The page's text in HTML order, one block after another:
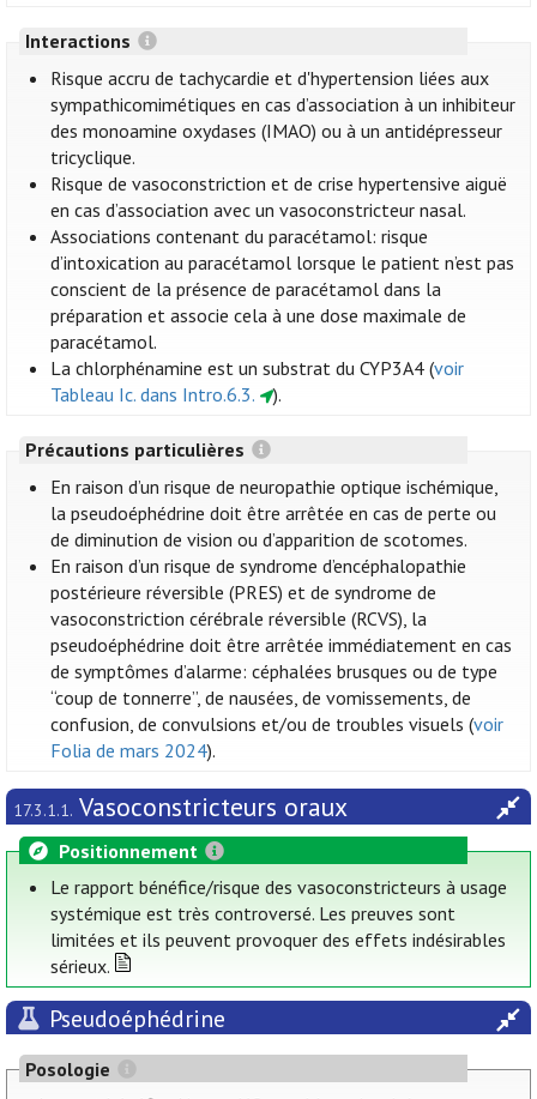
Interactions
Risque accru de tachycardie et d'hypertension liées aux
sympathicomimétiques en cas d’association à un inhibiteur
des monoamine oxydases (IMAO) ou à un antidépresseur
tricyclique.
Risque de vasoconstriction et de crise hypertensive aiguë
en cas d’association avec un vasoconstricteur nasal.
Associations contenant du paracétamol: risque
d’intoxication au paracétamol lorsque le patient n’est pas
conscient de la présence de paracétamol dans la
préparation et associe cela à une dose maximale de
paracétamol.
La chlorphénamine est un substrat du CYP3A4 (voir
Tableau Ic. dans Intro.6.3.
).
Précautions particulières
En raison d’un risque de neuropathie optique ischémique,
la pseudoéphédrine doit être arrêtée en cas de perte ou
de diminution de vision ou d’apparition de scotomes.
En raison d’un risque de syndrome d’encéphalopathie
postérieure réversible (PRES) et de syndrome de
vasoconstriction cérébrale réversible (RCVS), la
pseudoéphédrine doit être arrêtée immédiatement en cas
de symptômes d’alarme: céphalées brusques ou de type
“coup de tonnerre”, de nausées, de vomissements, de
confusion, de convulsions et/ou de troubles visuels (voir
Folia de mars 2024).
17.3.1.1. Vasoconstricteurs oraux
Positionnement
Le rapport bénéfice/risque des vasoconstricteurs à usage
systémique est très controversé. Les preuves sont
limitées et ils peuvent provoquer des effets indésirables
sérieux.
Pseudoéphédrine
Posologie